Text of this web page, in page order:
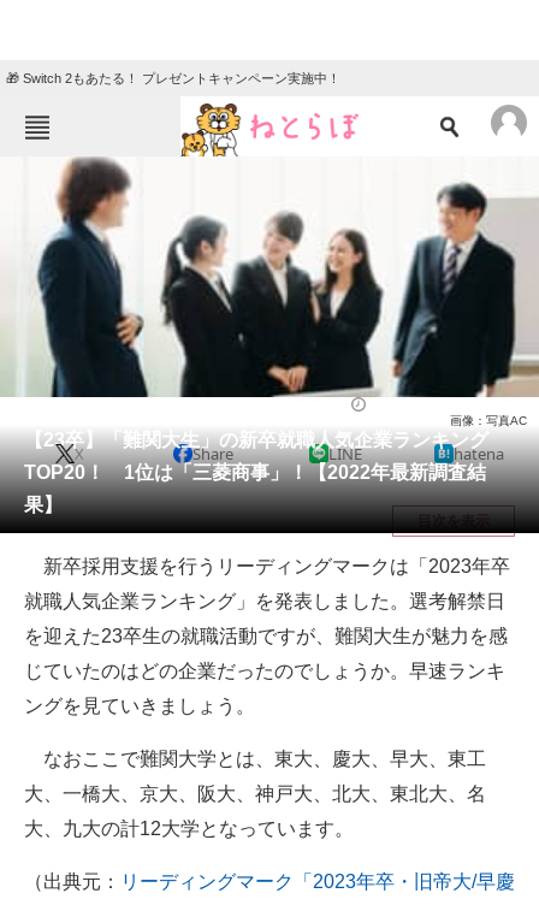
🎁 Switch 2もあたる！ プレゼントキャンペーン実施中！
ねとらぼメニュー
エンタメ クイズ
グルメ 地域
住まい
リサーチ
会員記事
メディア
注目記事を集めた総合ページ
ITの今と未来を見通す
スマホと通信の最新トレンド
進化するPCとデバイスの未来
好きが集まる 比べて選べる
ビジネスと働き方のヒント
【23卒】「難関大生」の新卒就職人気企業ランキング
TOP20！ 1位は「三菱商事」！【2022年最新調査結
果】
画像：写真AC
X Share LINE hatena
目次を表示
新卒採用支援を行うリーディングマークは「2023年卒
就職人気企業ランキング」を発表しました。選考解禁日
を迎えた23卒生の就職活動ですが、難関大生が魅力を感
じていたのはどの企業だったのでしょうか。早速ランキ
ングを見ていきましょう。
なおここで難関大学とは、東大、慶大、早大、東工
大、一橋大、京大、阪大、神戸大、北大、東北大、名
大、九大の計12大学となっています。
（出典元： リーディングマーク「2023年卒・旧帝大/早慶